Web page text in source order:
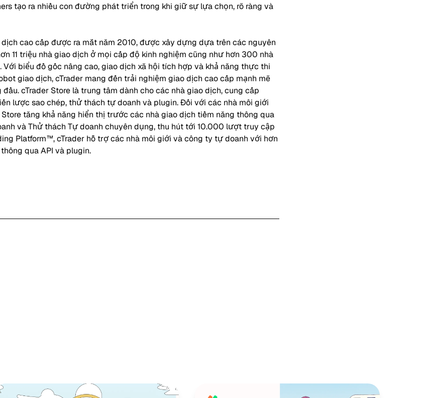
tạo ra nhiều con đường phát triển trong khi giữ sự lựa chọn, rõ ràng và
cao cấp được ra mắt năm 2010, được xây dựng dựa trên các nguyên
11 triệu nhà giao dịch ở mọi cấp độ kinh nghiệm cũng như hơn 300 nhà
biểu đồ gốc nâng cao, giao dịch xã hội tích hợp và khả năng thực thi
giao dịch, cTrader mang đến trải nghiệm giao dịch cao cấp mạnh mẽ
cTrader Store là trung tâm dành cho các nhà giao dịch, cung cấp
lược sao chép, thử thách tự doanh và plugin. Đối với các nhà môi giới
tăng khả năng hiển thị trước các nhà giao dịch tiềm năng thông qua
và Thử thách Tự doanh chuyên dụng, thu hút tới 10.000 lượt truy cập
Platform™, cTrader hỗ trợ các nhà môi giới và công ty tự doanh với hơn
qua API và plugin.